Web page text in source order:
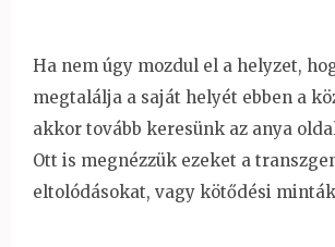
Ha nem úgy mozdul el a helyzet,
megtalálja a saját helyét ebben a
akkor tovább keresünk az anya
Ott is megnézzük ezeket a
eltolódásokat, vagy kötődési